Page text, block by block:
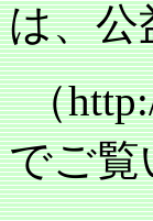
は、公
（
でご覧